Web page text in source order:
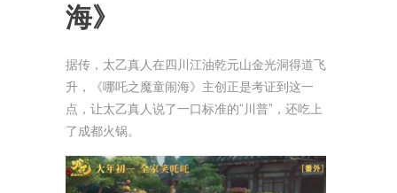
海》
据传，太乙真人在四川江油乾元山金光洞得道飞
升，《哪吒之魔童闹海》主创正是考证到这一
点，让太乙真人说了一口标准的“川普”，还吃上
了成都火锅。